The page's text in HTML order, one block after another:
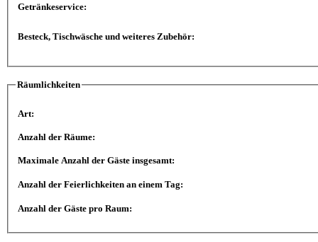
Getränkeservice:
Besteck, Tischwäsche und weiteres Zubehör:
Räumlichkeiten
Art:
Anzahl der Räume:
Maximale Anzahl der Gäste insgesamt:
Anzahl der Feierlichkeiten an einem Tag:
Anzahl der Gäste pro Raum: